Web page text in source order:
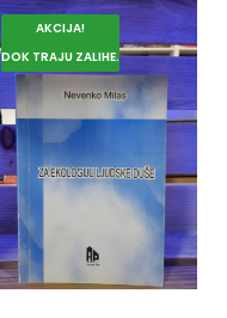
AKCIJA!
DOK TRAJU ZALIHE.